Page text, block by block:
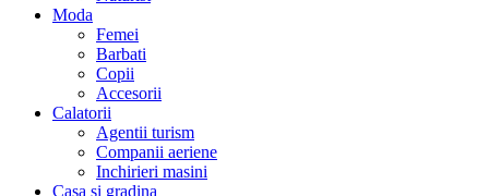
Moda
Femei
Barbati
Copii
Accesorii
Calatorii
Agentii turism
Companii aeriene
Inchirieri masini
Casa si gradina